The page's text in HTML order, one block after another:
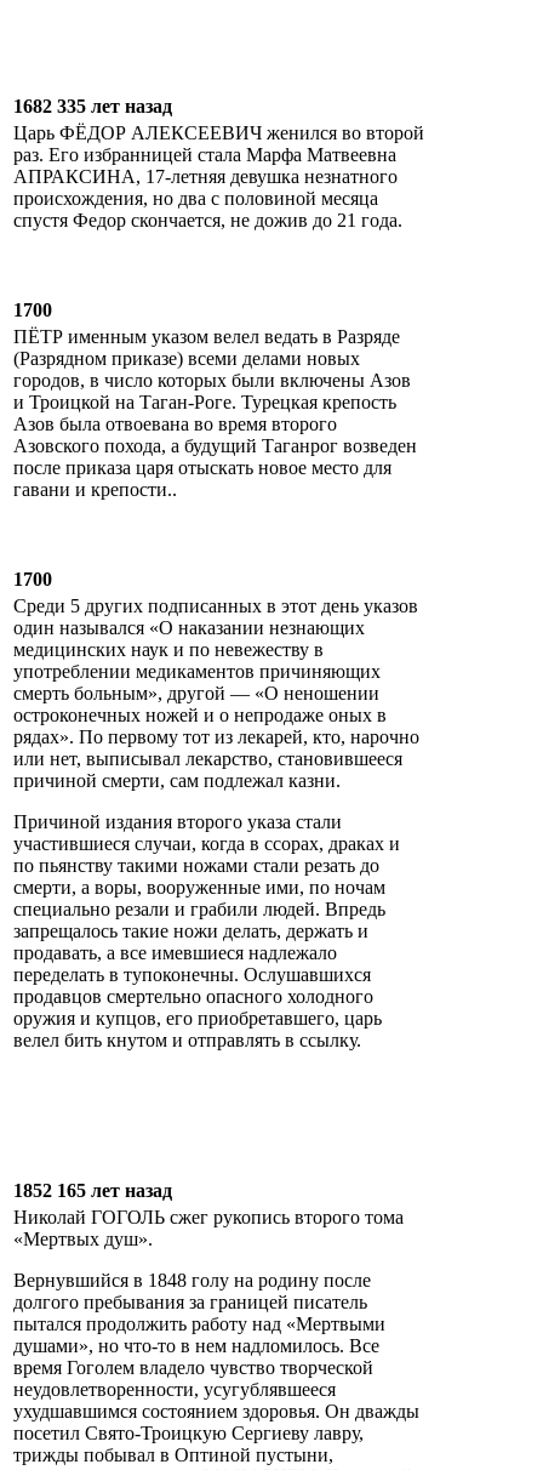
1682 335 лет назад
Царь ФЁДОР АЛЕКСЕЕВИЧ женился во второй
раз. Его избранницей стала Марфа Матвеевна
АПРАКСИНА, 17-летняя девушка незнатного
происхождения, но два с половиной месяца
спустя Федор скончается, не дожив до 21 года.
1700
ПЁТР именным указом велел ведать в Разряде
(Разрядном приказе) всеми делами новых
городов, в число которых были включены Азов
и Троицкой на Таган-Роге. Турецкая крепость
Азов была отвоевана во время второго
Азовского похода, а будущий Таганрог возведен
после приказа царя отыскать новое место для
гавани и крепости..
1700
Среди 5 других подписанных в этот день указов
один назывался «О наказании незнающих
медицинских наук и по невежеству в
употреблении медикаментов причиняющих
смерть больным», другой — «О неношении
остроконечных ножей и о непродаже оных в
рядах». По первому тот из лекарей, кто, нарочно
или нет, выписывал лекарство, становившееся
причиной смерти, сам подлежал казни.
Причиной издания второго указа стали
участившиеся случаи, когда в ссорах, драках и
по пьянству такими ножами стали резать до
смерти, а воры, вооруженные ими, по ночам
специально резали и грабили людей. Впредь
запрещалось такие ножи делать, держать и
продавать, а все имевшиеся надлежало
переделать в тупоконечны. Ослушавшихся
продавцов смертельно опасного холодного
оружия и купцов, его приобретавшего, царь
велел бить кнутом и отправлять в ссылку.
1852 165 лет назад
Николай ГОГОЛЬ сжег рукопись второго тома
«Мертвых душ».
Вернувшийся в 1848 голу на родину после
долгого пребывания за границей писатель
пытался продолжить работу над «Мертвыми
душами», но что-то в нем надломилось. Все
время Гоголем владело чувство творческой
неудовлетворенности, усугублявшееся
ухудшавшимся состоянием здоровья. Он дважды
посетил Свято-Троицкую Сергиеву лавру,
трижды побывал в Оптиной пустыни,